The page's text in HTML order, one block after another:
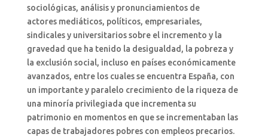
sociológicas, análisis y pronunciamientos de
actores mediáticos, políticos, empresariales,
sindicales y universitarios sobre el incremento y la
gravedad que ha tenido la desigualdad, la pobreza y
la exclusión social, incluso en países económicamente
avanzados, entre los cuales se encuentra España, con
un importante y paralelo crecimiento de la riqueza de
una minoría privilegiada que incrementa su
patrimonio en momentos en que se incrementaban las
capas de trabajadores pobres con empleos precarios.